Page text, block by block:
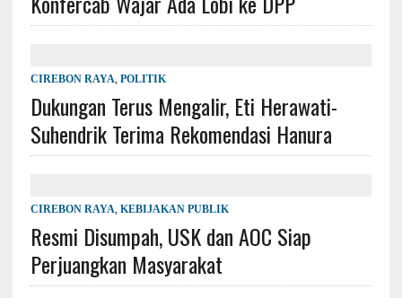
CIREBON RAYA POLITIK
Dukungan Terus Mengalir, Eti Herawati-
Suhendrik Terima Rekomendasi Hanura
CIREBON RAYA KEBIJAKAN PUBLIK
Resmi Disumpah, USK dan AOC Siap
Perjuangkan Masyarakat